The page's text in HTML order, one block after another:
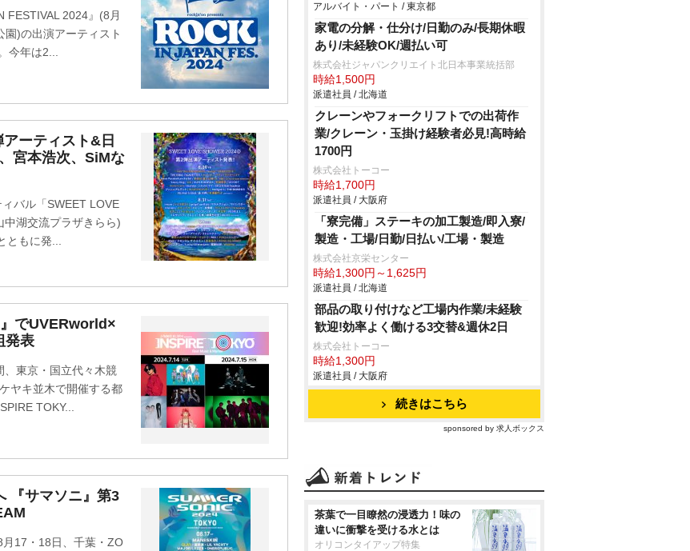
FESTIVAL 2024』(8月
)の出演アーティスト
今年は2...
ーティスト&日
宮本浩次、SiMな
バル「SWEET LOVE
湖交流プラザきらら)
もに発...
でUVERworld×
発表
、東京・国立代々木競
ヤキ並木で開催する都
TOKY...
『サマソニ』第3
17・18日、千葉・ZO
アルバイト・パート / 東京都
家電の分解・仕分け/日勤のみ/長期休暇
あり/未経験OK/週払い可
株式会社ジャパンクリエイト北日本事業統括部
時給1,500円
派遣社員 / 北海道
クレーンやフォークリフトでの出荷作
業/クレーン・玉掛け経験者必見!高時給
1700円
株式会社トーコー
時給1,700円
派遣社員 / 大阪府
「寮完備」ステーキの加工製造/即入寮/
製造・工場/日勤/日払い/工場・製造
株式会社京栄センター
時給1,300円～1,625円
派遣社員 / 北海道
部品の取り付けなど工場内作業/未経験
歓迎!効率よく働ける3交替&週休2日
株式会社トーコー
時給1,300円
派遣社員 / 大阪府
続きはこちら
sponsored by 求人ボックス
茶葉で一目瞭然の浸透力！味の
違いに衝撃を受ける水とは
オリコンタイアップ特集